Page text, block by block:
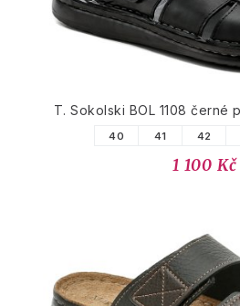
T. Sokolski BOL 1108 černé
40 41 42
1 100 Kč